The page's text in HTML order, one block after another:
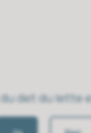
det du lette